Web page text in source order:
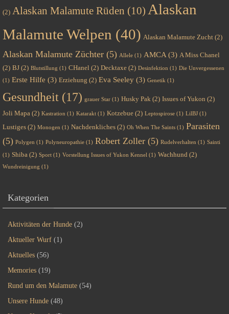
(2) Alaskan Malamute Rüden (10) Alaskan
Malamute Welpen (40) Alaskan Malamute Zucht (2)
Alaskan Malamute Züchter (5) Allele (1) AMCA (3) A Miss Chanel
(2) BJ (2) Blutstillung (1) CHanel (2) Decktaxe (2) Desinfektion (1) Die Unvergessenen
(1) Erste Hilfe (3) Erziehung (2) Eva Seeley (3) Genetik (1)
Gesundheit (17) grauer Star (1) Husky Pak (2) Issues of Yukon (2)
Joli Mapa (2) Kastration (1) Katarakt (1) Kotzebue (2) Leptospirose (1) LilBJ (1)
Lustiges (2) Monogen (1) Nachdenkliches (2) Oh When The Saints (1) Parasiten
(5) Polygen (1) Polyneuropathie (1) Robert Zoller (5) Rudelverhalten (1) Sainti
(1) Shiba (2) Sport (1) Vorstellung Issues of Yukon Kennel (1) Wachhund (2)
Wundreinigung (1)
Kategorien
Aktivitäten der Hunde (2)
Aktueller Wurf (1)
Aktuelles (56)
Memories (19)
Rund um den Malamute (54)
Unsere Hunde (48)